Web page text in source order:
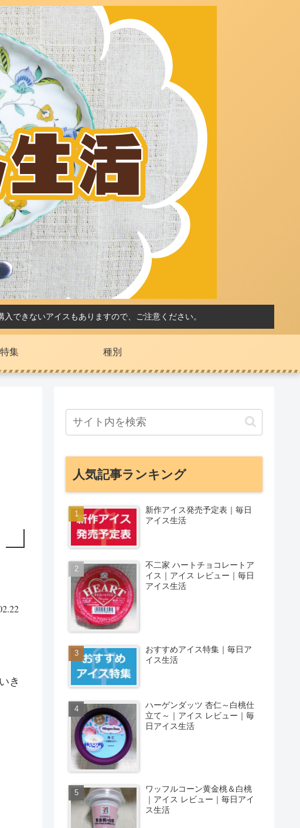
できないアイスもありますので、ご注意ください。
特集 種別
き
人気記事ランキング
新作アイス発売予定表｜毎日
アイス生活
不二家 ハートチョコレートア
イス｜アイス レビュー｜毎日
アイス生活
おすすめアイス特集｜毎日ア
イス生活
ハーゲンダッツ 杏仁～白桃仕
立て～｜アイス レビュー｜毎
日アイス生活
ワッフルコーン黄金桃＆白桃
｜アイス レビュー｜毎日アイ
ス生活